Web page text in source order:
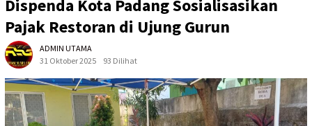
Dispenda Kota Padang Sosialisasikan
Pajak Restoran di Ujung Gurun
ADMIN UTAMA
31 Oktober 2025
93 Dilihat